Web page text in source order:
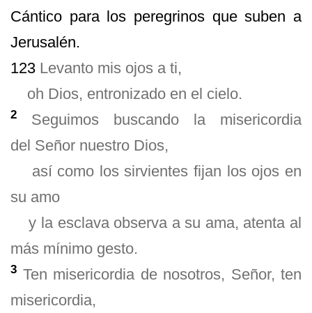
Cántico para los peregrinos que suben a
Jerusalén.
123 Levanto mis ojos a ti,
oh Dios, entronizado en el cielo.
2
Seguimos buscando la misericordia
del Señor nuestro Dios,
asícomo los sirvientes fijan los ojos en
su amo
y la esclava observa a su ama, atenta al
más mínimo gesto.
3 Ten misericordia de nosotros, Señor, ten
misericordia,